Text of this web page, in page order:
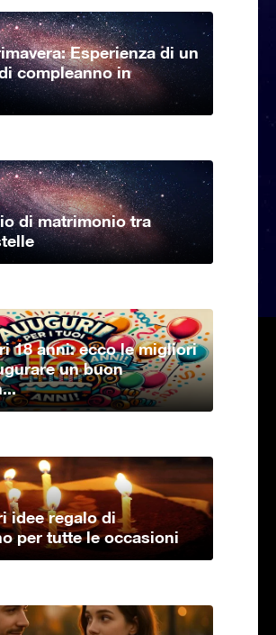
Esperienza di un
compleanno in
di matrimonio tra
18 anni: ecco le migliori
un buon
idee regalo di
per tutte le occasioni